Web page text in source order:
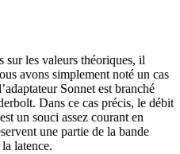
sur les valeurs théoriques, il
avons simplement noté un cas
Sonnet est branché
Dans ce cas précis, le débit
un souci assez courant en
une partie de la bande
latence.